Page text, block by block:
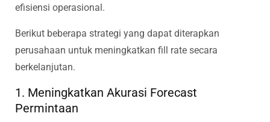
efisiensi operasional.
Berikut beberapa strategi yang dapat diterapkan
perusahaan untuk meningkatkan fill rate secara
berkelanjutan.
1. Meningkatkan Akurasi Forecast
Permintaan